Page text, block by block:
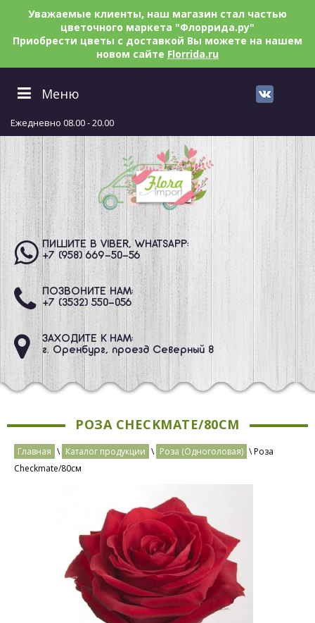
Уважаемые клиенты, наш магазин стал частью
цветочного маркета "Флоррида.ру"
Приобрести цветы с доставкой Вы можете на нашем
новом сайте Florrida.ru
Меню
Ежедневно 08.00 - 20.00
ПИШИТЕ В VIBER, WHATSAPP:
+7 (958) 669-50-56
ПОЗВОНИТЕ НАМ:
+7 (3532) 550-056
ЗАХОДИТЕ К НАМ:
г. Оренбург, проезд Северный 8
РОЗА CHECKMATE/80СМ
Главная \ Каталог продукции \ Роза (Одноголовая) \ Роза
Checkmate/80см